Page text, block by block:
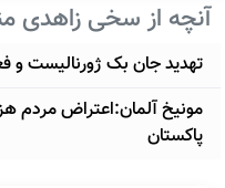
آنچه از سخی زاهدی
تهدید جان بک ژورنالیست و
مونیخ آلمان:اعتراض مردم
پاکستان